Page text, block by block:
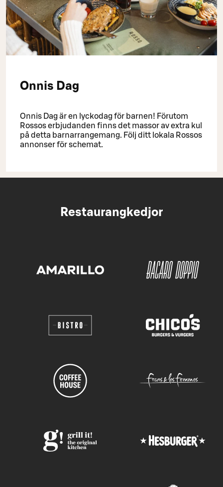
Onnis Dag
Onnis Dag är en lyckodag för barnen! Förutom
Rossos erbjudanden finns det massor av extra kul
på detta barnarrangemang. Följ ditt lokala Rossos
annonser för schemat.
Restaurangkedjor